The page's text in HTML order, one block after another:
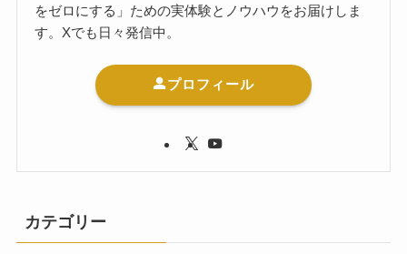
をゼロにする」ための実体験とノウハウをお届けしま
す。Xでも日々発信中。
プロフィール
カテゴリー